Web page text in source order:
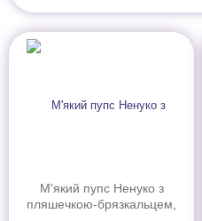
М'який пупс Ненуко з
пляшечкою-брязкальцем,